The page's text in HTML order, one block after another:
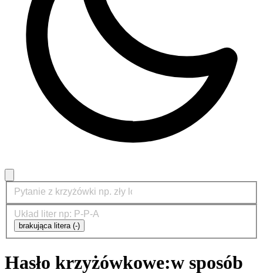
brakująca litera (-)
Hasło krzyżówkowe:w sposób